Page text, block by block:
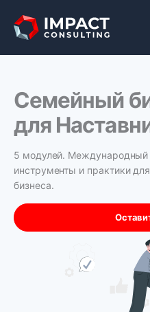
content
Семейный
для
5 модулей. Международный
инструменты и практики
бизнеса.